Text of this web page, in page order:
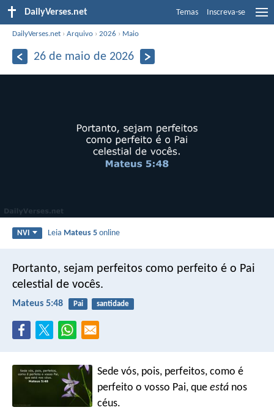
DailyVerses.net Temas Inscreva-se
DailyVerses.net ›Arquivo ›2026 › Maio
26 de maio de 2026
NVI Leia Mateus 5 online
Portanto, sejam perfeitos como perfeito é o Pai
celestial de vocês.
Mateus 5:48 Pai santidade
Sede vós, pois, perfeitos, como é
perfeito o vosso Pai, queestá nos
céus.